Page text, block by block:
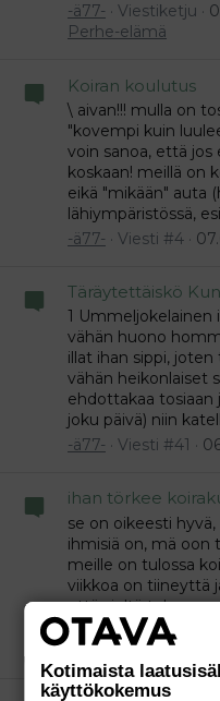
-ä77-
Viestiketju
Perhe-elämä
Koiran koulutus
\ aivan!!! mulla on
"kovempi kuin
voin sanoa, että
koskaan! meillä on
eikä "mikään" auta
lähiympäristössä,
-ä77-
Viesti #4
Täräytettäiskö
1
vähän huono
illat ihan sippi,
vähän heikonlaiset
ehdottakaa tosiaan
joku päivä) niin
-ä77-
Viesti #41
ihan törkee
se on oikeesti
ihmisiä on, mä oon
meille on tulossa
viikkoa on tiineyttä
että sieltä tulee
jonkinverran tarjolla...
-ä77-
Viesti #2
Kotimaista
käyttökokemus